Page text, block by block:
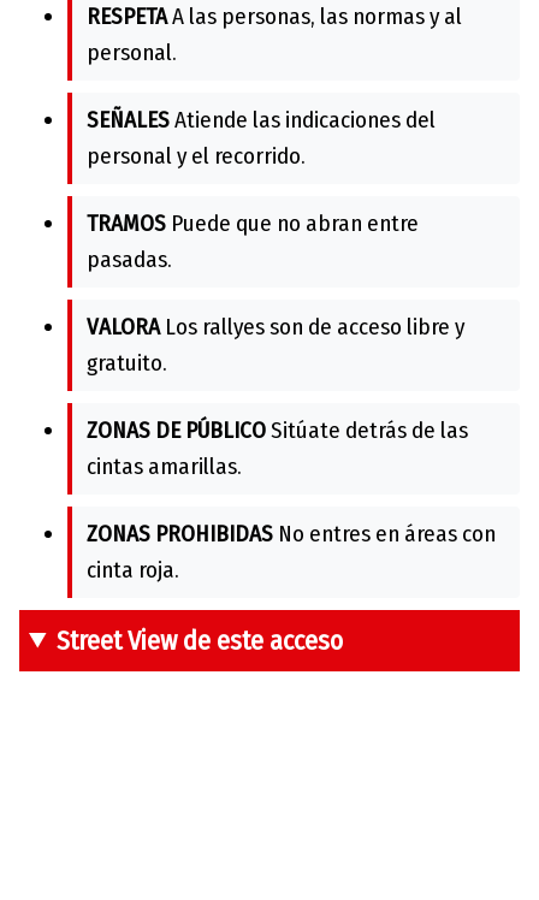
RESPETAA las personas, las normas y al
personal.
SEÑALESAtiende las indicaciones del
personal y el recorrido.
TRAMOS Puede que no abran entre
pasadas.
VALORALos rallyes son de acceso libre y
gratuito.
ZONAS DE PÚBLICOSitúate detrás de las
cintas amarillas.
ZONAS PROHIBIDAS No entres en áreas con
cinta roja.
Street View de este acceso